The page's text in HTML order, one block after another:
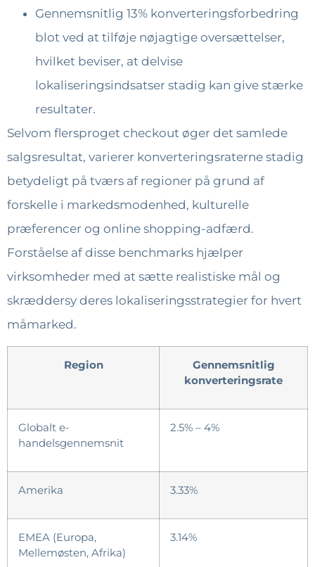
Gennemsnitlig 13% konverteringsforbedring
blot ved at tilføje nøjagtige oversættelser,
hvilket beviser, at delvise
lokaliseringsindsatser stadig kan give stærke
resultater.
Selvom flersproget checkout øger det samlede
salgsresultat, varierer konverteringsraterne stadig
betydeligt på tværs af regioner på grund af
forskelle i markedsmodenhed, kulturelle
præferencer og online shopping-adfærd.
Forståelse af disse benchmarks hjælper
virksomheder med at sætte realistiske mål og
skræddersy deres lokaliseringsstrategier for hvert
måmarked.
Region
Gennemsnitlig
konverteringsrate
Globalt e-
handelsgennemsnit
2.5% – 4%
Amerika 3.33%
EMEA (Europa,
Mellemøsten, Afrika)
3.14%